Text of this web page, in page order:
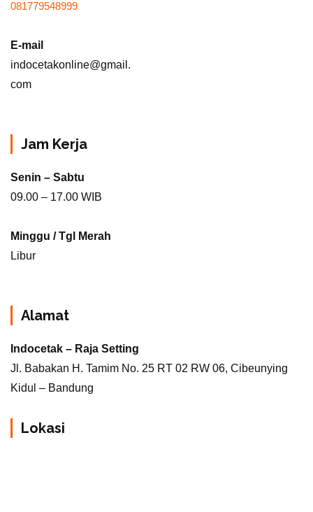
081779548999
E-mail
indocetakonline@gmail.
com
Jam Kerja
Senin – Sabtu
09.00 – 17.00 WIB
Minggu / Tgl Merah
Libur
Alamat
Indocetak – Raja Setting
Jl. Babakan H. Tamim No. 25 RT 02 RW 06, Cibeunying
Kidul – Bandung
Lokasi